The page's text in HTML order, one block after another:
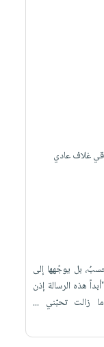
غلاف عادي
بل يوجّهها إلى
هذه الرسالة إذن
زالت تحبّني ...